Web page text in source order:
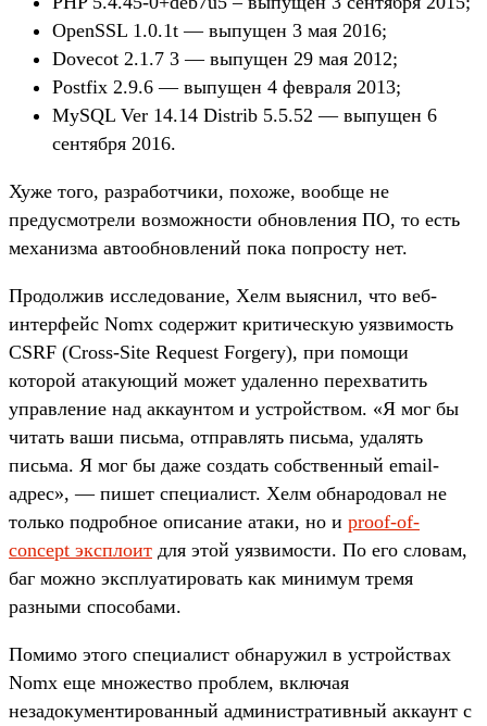
OpenSSL 1.0.1t — выпущен 3 мая 2016;
Dovecot 2.1.7 3 — выпущен 29 мая 2012;
Postfix 2.9.6 — выпущен 4 февраля 2013;
MySQL Ver 14.14 Distrib 5.5.52 — выпущен 6
сентября 2016.
Хуже того, разработчики, похоже, вообще не
предусмотрели возможности обновления ПО, то есть
механизма автообновлений пока попросту нет.
Продолжив исследование, Хелм выяснил, что веб-
интерфейс Nomx содержит критическую уязвимость
CSRF (Cross-Site Request Forgery), при помощи
которой атакующий может удаленно перехватить
управление над аккаунтом и устройством. «Я мог бы
читать ваши письма, отправлять письма, удалять
письма. Я мог бы даже создать собственный email-
адрес», — пишет специалист. Хелм обнародовал не
только подробное описание атаки, но и proof-of-
concept эксплоит для этой уязвимости. По его словам,
баг можно эксплуатировать как минимум тремя
разными способами.
Помимо этого специалист обнаружил в устройствах
Nomx еще множество проблем, включая
незадокументированный административный аккаунт с